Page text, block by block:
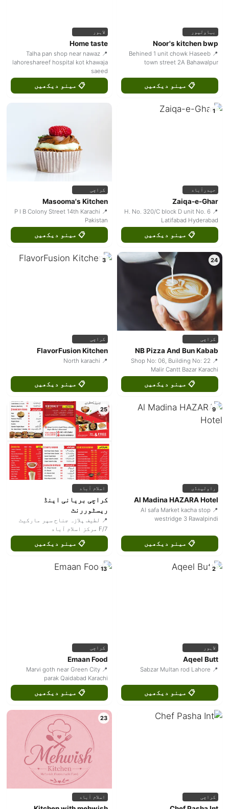
بہاولپور
Noor's kitchen bwp
📍 Behined 1 unit chowk Haseeb
town street 2A Bahawalpur
📋 مینو دیکھیں
لاہور
Home taste
📍 Talha pan shop near nawaz
lahoreshareef hospital kot khawaja
saeed
📋 مینو دیکھیں
1
حیدرآباد
Zaiqa-e-Ghar
📍 H. No. 320/C block D unit No. 6
Latifabad Hyderabad
📋 مینو دیکھیں
کراچی
Masooma's Kitchen
📍 P I B Colony Street 14th Karachi
Pakistan
📋 مینو دیکھیں
24
کراچی
NB Pizza And Bun Kabab
📍 Shop No: 06, Building No: 22
Malir Cantt Bazar Karachi
📋 مینو دیکھیں
3
کراچی
FlavorFusion Kitchen
📍 North karachi
📋 مینو دیکھیں
9
راولپنڈی
Al Madina HAZARA Hotel
📍 Al safa Market kacha stop
westridge 3 Rawalpindi
📋 مینو دیکھیں
25
اسلام آباد
کراچی بریانی اینڈ
ریسٹوررنٹ
📍 لطیف پلازہ جناح سپر مارکیٹ
F/7 مرکز اسلام آباد
📋 مینو دیکھیں
2
لاہور
Aqeel Butt
📍 Sabzar Multan rod Lahore
📋 مینو دیکھیں
13
کراچی
Emaan Food
📍 Marvi goth near Green City
parak Qaidabad Karachi
📋 مینو دیکھیں
کراچی
23
اسلام آباد